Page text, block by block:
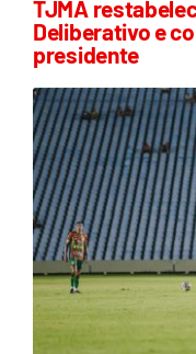
TJMA
Deliberativo e
presidente